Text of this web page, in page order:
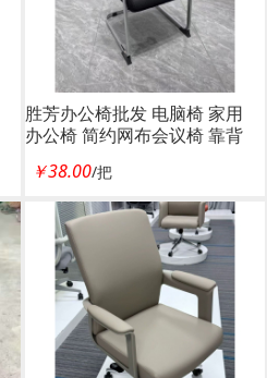
胜芳办公椅批发 电脑椅 家用
办公椅 简约网布会议椅 靠背
板椅 电脑椅 布艺办公椅 透气
网布椅 广东兆闰家具
￥38.00/把